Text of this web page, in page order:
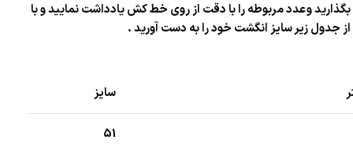
و عدد مربوطه را با دقت از روی خط کش یادداشت نمایید و با
از جدول زیر سایز انگشت خود را به دست آورید .
سایز
51